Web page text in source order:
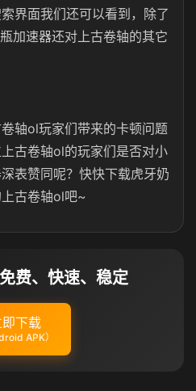
界面我们还可以看到，除了
加速器还对上古卷轴的其它
轴ol玩家们带来的卡顿问题
古卷轴ol的玩家们是否对小
表赞同呢？快快下载虎牙奶
古卷轴ol吧~
费、快速、稳定
即下载
APK）